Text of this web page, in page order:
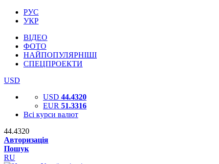
РУС
УКР
ВІДЕО
ФОТО
НАЙПОПУЛЯРНІШІ
СПЕЦПРОЕКТИ
USD
USD 44.4320
EUR 51.3316
Всі курси валют
44.4320
Авторизація
Пошук
RU